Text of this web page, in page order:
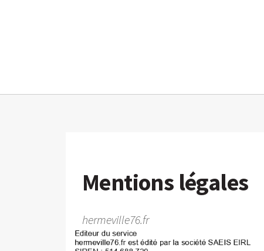
Mentions légales
hermeville76.fr